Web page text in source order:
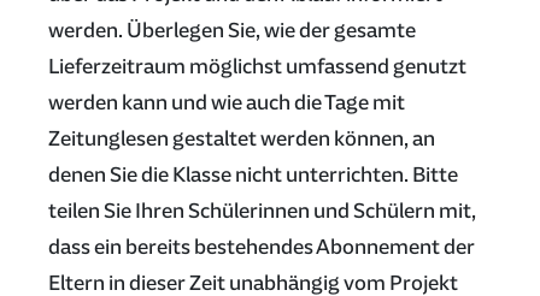
werden. Überlegen Sie, wie der gesamte
Lieferzeitraum möglichst umfassend genutzt
werden kann und wie auch die Tage mit
Zeitunglesen gestaltet werden können, an
denen Sie die Klasse nicht unterrichten. Bitte
teilen Sie Ihren Schülerinnen und Schülern mit,
dass ein bereits bestehendes Abonnement der
Eltern in dieser Zeit unabhängig vom Projekt